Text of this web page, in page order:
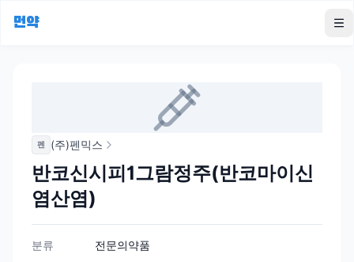
먼약
펜 (주)펜믹스
반코신시피1그람정주(반코마이신
염산염)
분류
전문의약품